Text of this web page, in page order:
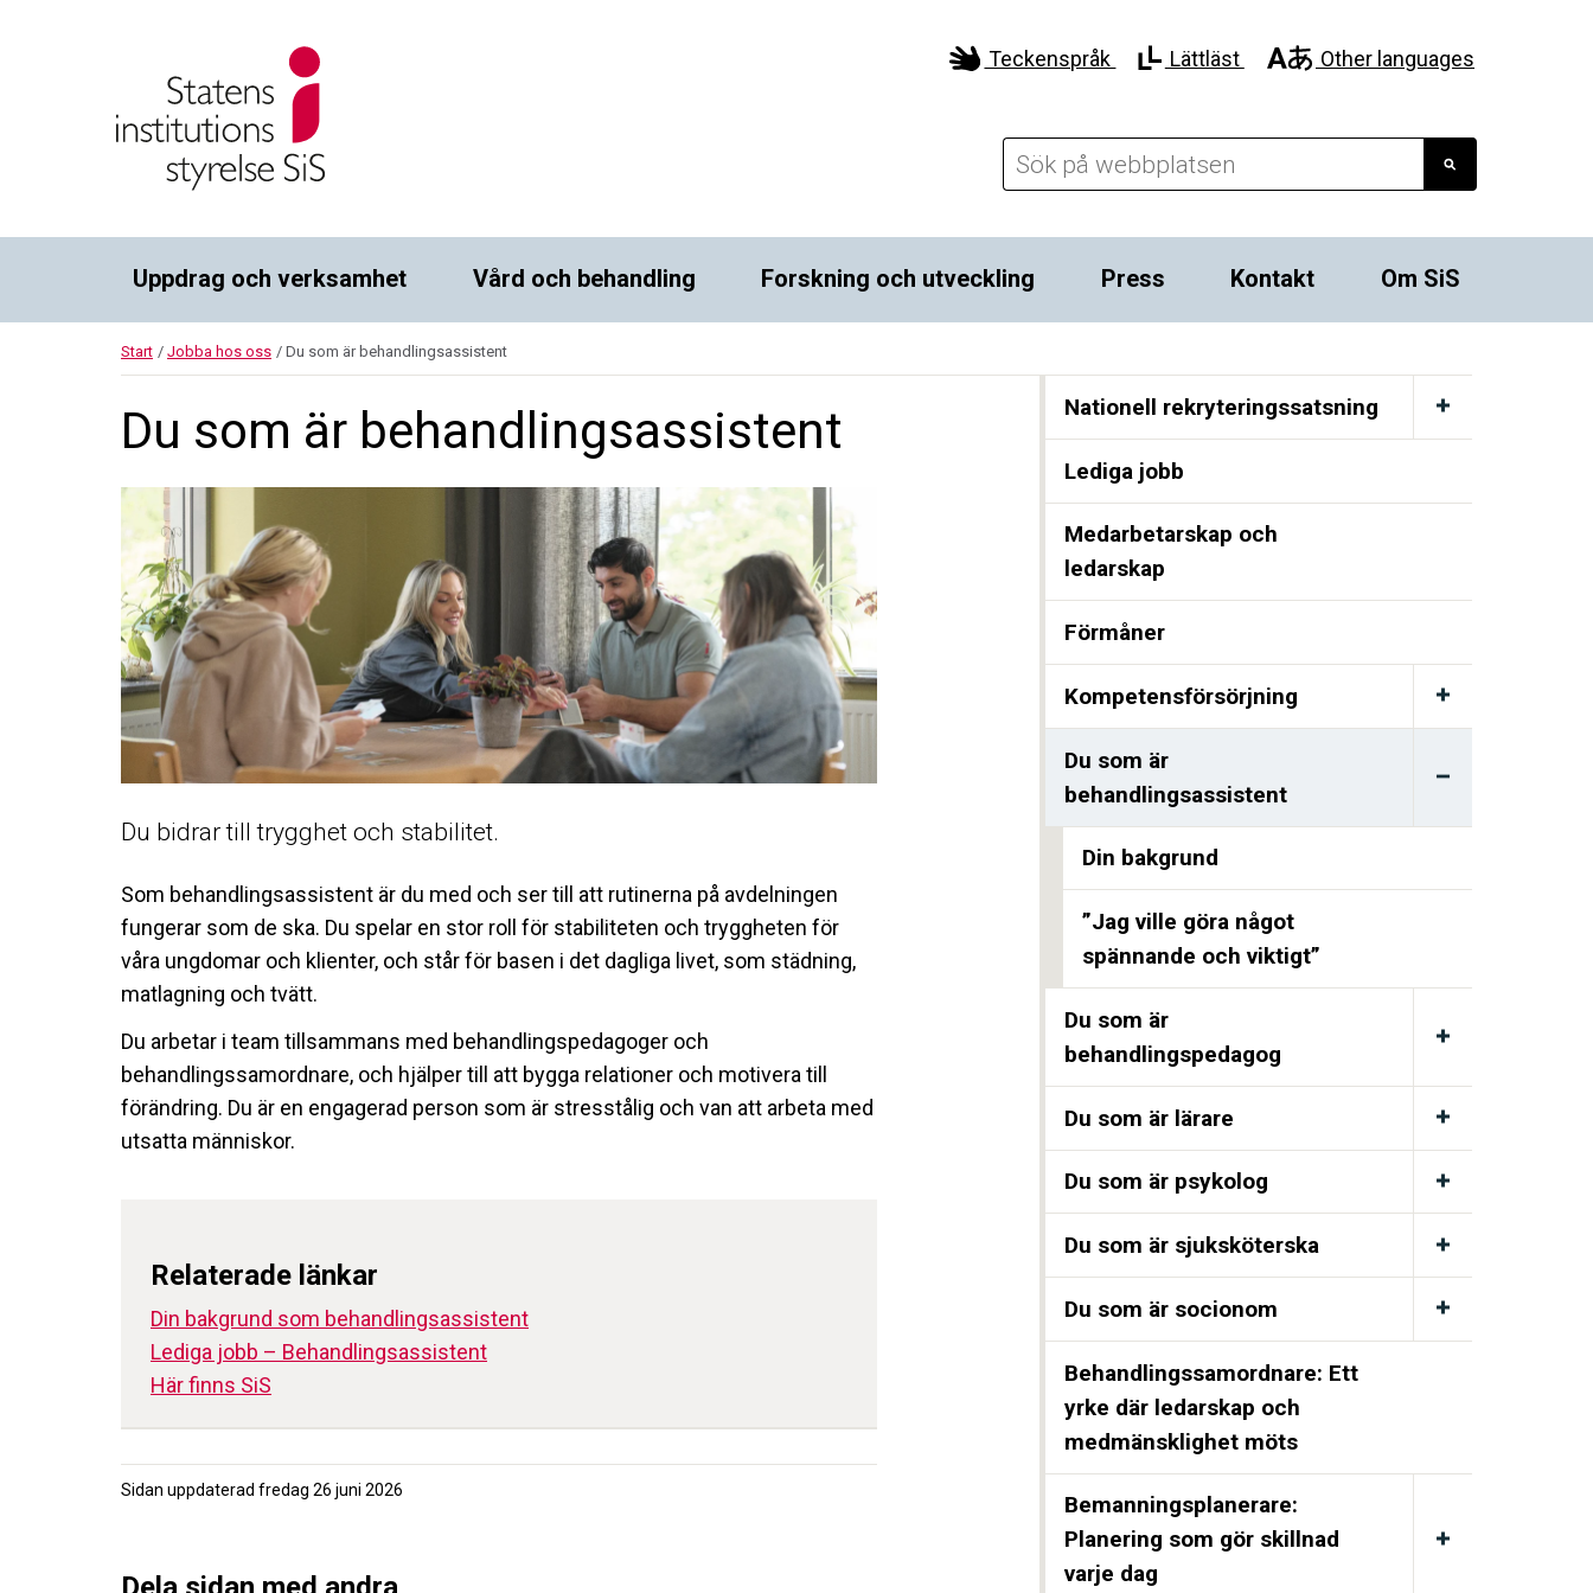
Teckenspråk Lättläst Other languages
Uppdrag och verksamhet Vård och behandling Forskning och utveckling Press Kontakt Om SiS
Start / Jobba hos oss / Du som är behandlingsassistent
Nationell rekryteringssatsning
Lediga jobb
Medarbetarskap och
ledarskap
Förmåner
Kompetensförsörjning
Du som är
behandlingsassistent
Din bakgrund
”Jag ville göra något
spännande och viktigt”
Du som är
behandlingspedagog
Du som är lärare
Du som är psykolog
Du som är sjuksköterska
Du som är socionom
Behandlingssamordnare: Ett
yrke där ledarskap och
medmänsklighet möts
Bemanningsplanerare:
Planering som gör skillnad
varje dag
Du som är behandlingsassistent
Du bidrar till trygghet och stabilitet.
Som behandlingsassistent är du med och ser till att rutinerna på avdelningen
fungerar som de ska. Du spelar en stor roll för stabiliteten och tryggheten för
våra ungdomar och klienter, och står för basen i det dagliga livet, som städning,
matlagning och tvätt.
Du arbetar i team tillsammans med behandlingspedagoger och
behandlingssamordnare, och hjälper till att bygga relationer och motivera till
förändring. Du är en engagerad person som är stresstålig och van att arbeta med
utsatta människor.
Relaterade länkar
Din bakgrund som behandlingsassistent
Lediga jobb – Behandlingsassistent
Här finns SiS
Sidan uppdaterad fredag 26 juni 2026